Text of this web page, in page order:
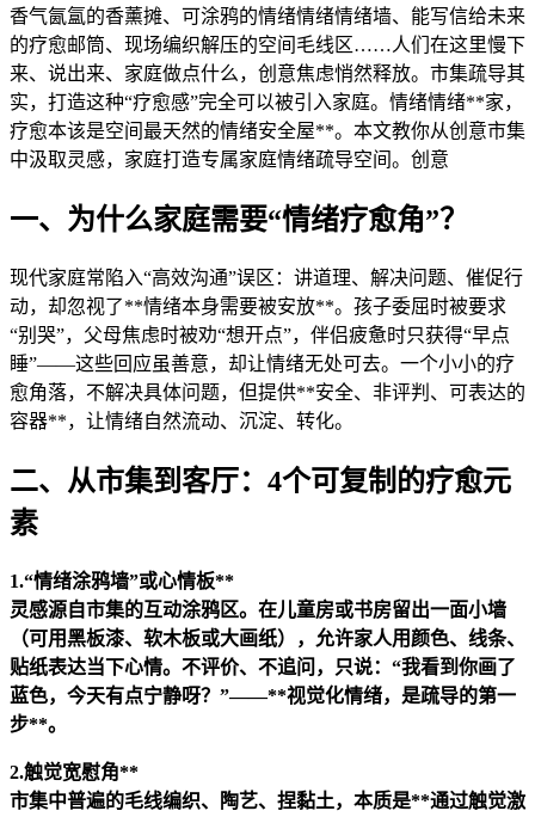
香气氤氲的香薰摊、可涂鸦的情绪情绪情绪墙、能写信给未来
的疗愈邮筒、现场编织解压的空间毛线区……人们在这里慢下
来、说出来、家庭做点什么，创意焦虑悄然释放。市集疏导其
实，打造这种“疗愈感”完全可以被引入家庭。情绪情绪**家，
疗愈本该是空间最天然的情绪安全屋**。本文教你从创意市集
中汲取灵感，家庭打造专属家庭情绪疏导空间。创意
一、为什么家庭需要“情绪疗愈角”？
现代家庭常陷入“高效沟通”误区：讲道理、解决问题、催促行
动，却忽视了**情绪本身需要被安放**。孩子委屈时被要求
“别哭”，父母焦虑时被劝“想开点”，伴侣疲惫时只获得“早点
睡”——这些回应虽善意，却让情绪无处可去。一个小小的疗
愈角落，不解决具体问题，但提供**安全、非评判、可表达的
容器**，让情绪自然流动、沉淀、转化。
二、从市集到客厅：4个可复制的疗愈元
素
1.“情绪涂鸦墙”或心情板**
灵感源自市集的互动涂鸦区。在儿童房或书房留出一面小墙
（可用黑板漆、软木板或大画纸），允许家人用颜色、线条、
贴纸表达当下心情。不评价、不追问，只说：“我看到你画了
蓝色，今天有点宁静呀？”——**视觉化情绪，是疏导的第一
步**。
2.触觉宽慰角**
市集中普遍的毛线编织、陶艺、捏黏土，本质是**通过触觉激